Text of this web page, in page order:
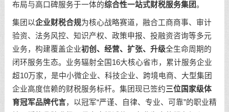
布局与高口碑服务于一体的综合性一站式财税服务集团。
集团以企业财税合规为核心战略赛道，融合工商商事、审计
验资、法务风控、知识产权、政策申报、投融资咨询等多元
业务，构建覆盖企业初创、经营、扩张、升级全生命周期的
闭环服务生态。业务辐射全国16大核心省市，累计服务企业
超10万家，是中小微企业、科技企业、跨境电商、大型集团
企业高度信赖的财税服务标杆。集团现已签约三位国家级体
育冠军品牌代言，以冠军“严谨、自律、专业、可靠”的职业精